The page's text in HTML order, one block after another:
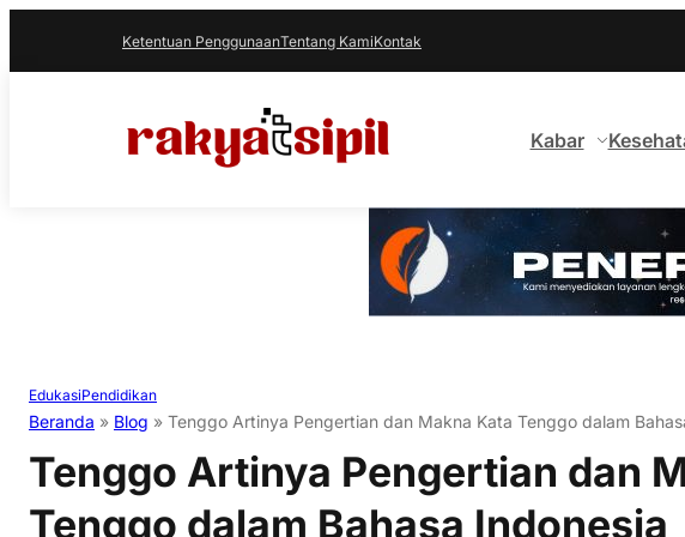
Ketentuan PenggunaanTentang KamiKontak
Kabar
EdukasiPendidikan
Beranda » Blog » Tenggo Artinya Pengertian dan Makna Kata Tenggo dalam
Tenggo Artinya Pengertian dan
Tenggo dalam Bahasa Indonesia